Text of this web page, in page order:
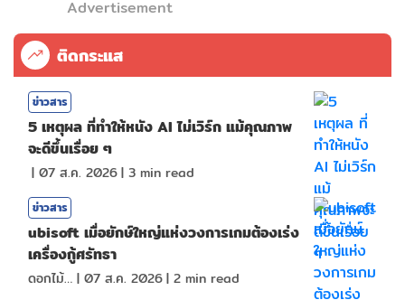
Advertisement
ติดกระแส
ข่าวสาร
5 เหตุผล ที่ทำให้หนัง AI ไม่เวิร์ก แม้คุณภาพ
จะดีขึ้นเรื่อย ๆ
| 07 ส.ค. 2026| 3 min read
ข่าวสาร
ubisoft เมื่อยักษ์ใหญ่แห่งวงการเกมต้องเร่ง
เครื่องกู้ศรัทธา
ดอกไม้กับสายน้ำ | 07 ส.ค. 2026| 2 min read